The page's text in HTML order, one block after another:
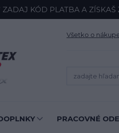
ZADAJ KÓD PLATBA A
Všetko o
PRACOVNÉ